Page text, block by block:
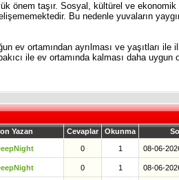
önem taşır. Sosyal, kültürel ve ekonomik
Bu nedenle yuvaların
ev ortamından ayrılması ve yaşıtları ile
ile ev ortamında kalması daha uygun
Yazan Cevaplar Okunma
0 1 08-06-
0 1 08-06-